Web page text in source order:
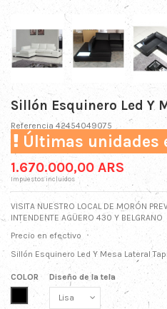
Sillón Esquinero Led Y
Referencia 42454049075
Últimas unidades
1.670.000,00 ARS
Impuestos incluidos
VISITA NUESTRO LOCAL DE MORÓN
INTENDENTE AGÜERO 430 Y BELGRANO
Precio en efectivo
Sillón Esquinero Led Y Mesa Lateral
COLOR
NEGRO
Diseño de la tela